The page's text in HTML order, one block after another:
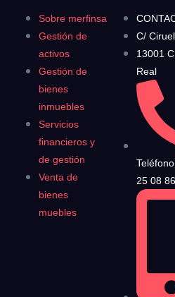
Sobre merfinsa
Gestión de
activos
Gestión de
bienes
inmuebles
Servicios
financieros y
de gestión
Venta de
bienes
muebles
C/
13001
Real
25 08 86